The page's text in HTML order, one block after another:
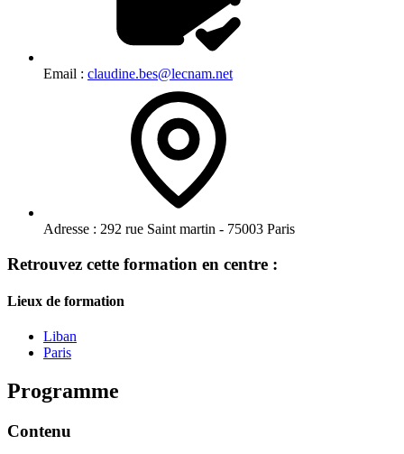
Email : claudine.bes@lecnam.net
Adresse : 292 rue Saint martin - 75003 Paris
Retrouvez cette formation en centre :
Lieux de formation
Liban
Paris
Programme
Contenu